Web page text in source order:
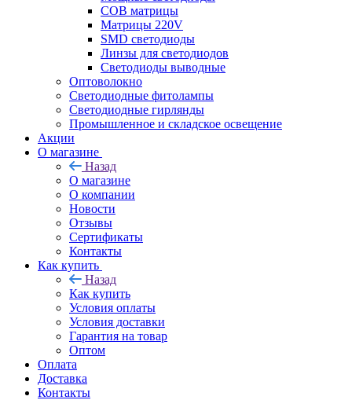
COB матрицы
Матрицы 220V
SMD светодиоды
Линзы для светодиодов
Светодиоды выводные
Оптоволокно
Светодиодные фитолампы
Светодиодные гирлянды
Промышленное и складское освещение
Акции
О магазине
Назад
О магазине
О компании
Новости
Отзывы
Сертификаты
Контакты
Как купить
Назад
Как купить
Условия оплаты
Условия доставки
Гарантия на товар
Оптом
Оплата
Доставка
Контакты